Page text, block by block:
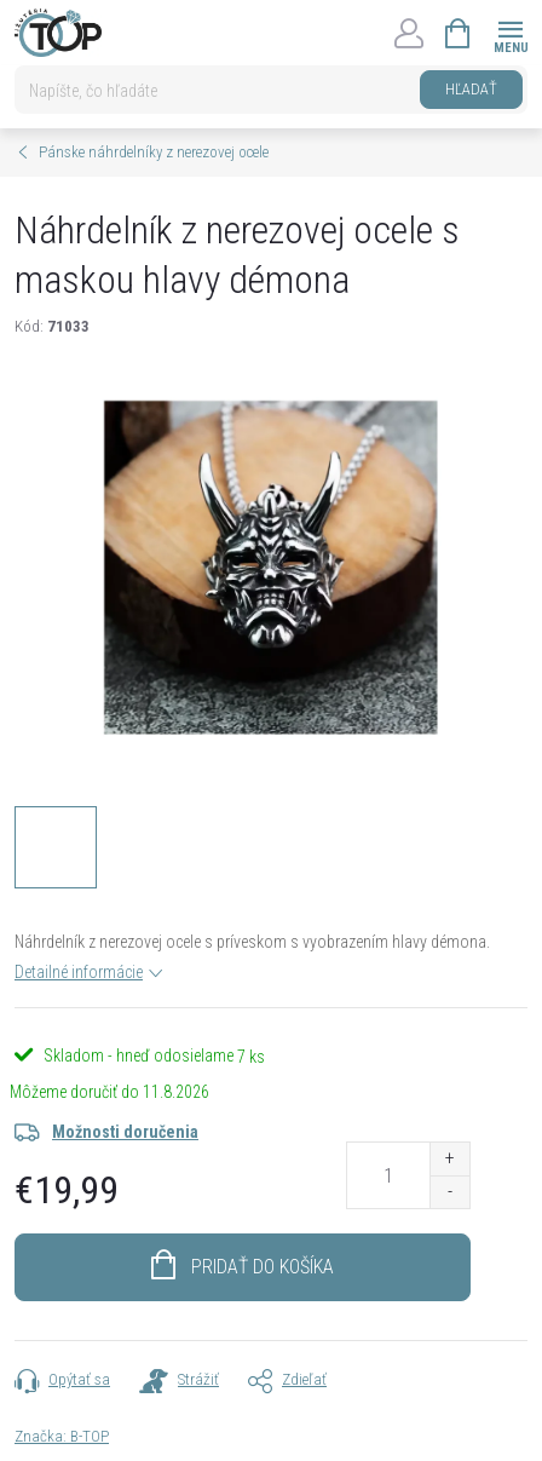
Prejsť
na
HĽADAŤ
KOŠÍK
Pánske náhrdelníky z nerezovej ocele
Náhrdelník z nerezovej ocele s
maskou hlavy démona
Kód: 71033
Náhrdelník z nerezovej ocele s príveskom s vyobrazením hlavy démona.
Detailné informácie
Skladom - hneď odosielame7 ks
11.8.2026
Možnosti doručenia
€19,99
PRIDAŤ DO KOŠÍKA
Opýtať sa Strážiť Zdieľať
Značka: B-TOP